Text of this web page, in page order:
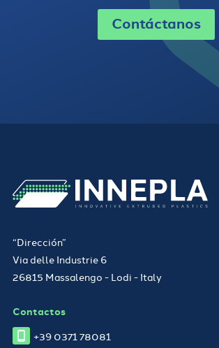
Contáctanos
“Dirección”
Via delle Industrie 6
26815 Massalengo - Lodi - Italy
Contactos
+39 0371 78081